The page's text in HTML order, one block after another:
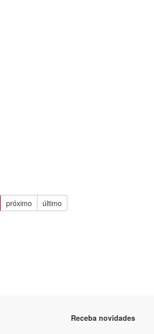
próximo último
Receba novidades